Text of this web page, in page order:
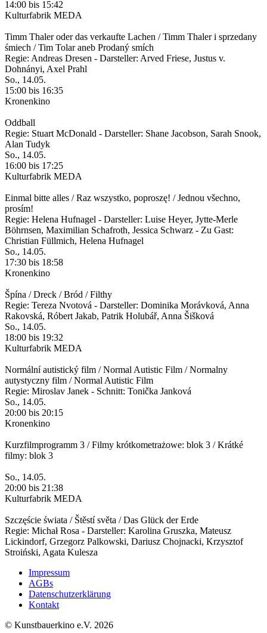
14:00 bis 15:42
Kulturfabrik MEDA
Timm Thaler oder das verkaufte Lachen / Timm Thaler i sprzedany
śmiech / Tim Tolar aneb Prodaný smích
Regie: Andreas Dresen - Darsteller: Arved Friese, Justus v.
Dohnányi, Axel Prahl
So., 14.05.
15:00 bis 16:35
Kronenkino
Oddball
Regie: Stuart McDonald - Darsteller: Shane Jacobson, Sarah Snook,
Alan Tudyk
So., 14.05.
16:00 bis 17:25
Kulturfabrik MEDA
Einmal bitte alles / Raz wszystko, poproszę! / Jednou všechno,
prosím!
Regie: Helena Hufnagel - Darsteller: Luise Heyer, Jytte-Merle
Böhrnsen, Maximilian Schafroth, Jessica Schwarz - Zu Gast:
Christian Füllmich, Helena Hufnagel
So., 14.05.
17:30 bis 18:58
Kronenkino
Špína / Dreck / Bród / Filthy
Regie: Tereza Nvotová - Darsteller: Dominika Morávková, Anna
Rakovská, Róbert Jakab, Patrik Holubář, Anna Šišková
So., 14.05.
18:00 bis 19:32
Kulturfabrik MEDA
Normální autistický film / Normal Autistic Film / Normalny
autystyczny film / Normal Autistic Film
Regie: Miroslav Janek - Schnitt: Tonička Janková
So., 14.05.
20:00 bis 20:15
Kronenkino
Kurzfilmprogramm 3 / Filmy krótkometrażowe: blok 3 / Krátké
filmy: blok 3
So., 14.05.
20:00 bis 21:38
Kulturfabrik MEDA
Szczęście świata / Štěstí světa / Das Glück der Erde
Regie: Michał Rosa - Darsteller: Karolina Gruszka, Mateusz
Lickindorf, Grzegorz Palkowski, Dariusz Chojnacki, Krzysztof
Stroiński, Agata Kulesza
Impressum
AGBs
Datenschutzerklärung
Kontakt
© Kunstbauerkino e.V. 2026